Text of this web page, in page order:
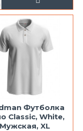
Футболка
Classic, White,
Мужская, XL